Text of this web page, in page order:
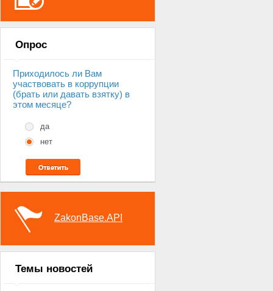
Опрос
Приходилось ли Вам
участвовать в коррупции
(брать или давать взятку) в
этом месяце?
да
нет
ZakonBase.API
Темы новостей